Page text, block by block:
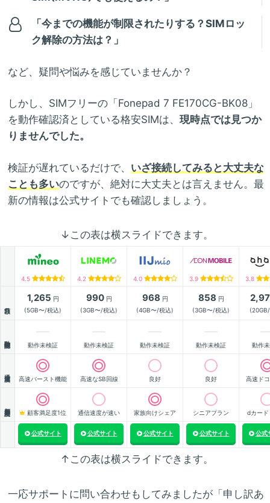
「今までの機能が制限されたりする？SIMロッ
ク解除の方法は？」
など、疑問や悩みを感じていませんか？
しかし、SIMフリーの「Fonepad 7 FE170CG-BK08」
を動作確認済としている格安SIMは、 現時点では見つか
りませんでした。
検証が遅れているだけで、 いざ接続してみると大丈夫な
ことも多いのですが、絶対に大丈夫とは言えません。最
新の情報は公式サイトでも確認しましょう。
↓この表は横スライドできます。
4.5 4.2 4.0 3.9 3.8
1,265 円
(5GB〜/税込)
990円
(3GB〜/税込)
968 円
(4GB〜/税込)
858 円
(3GB〜/税込)
動作未検証 動作未検証 動作未検証 動作未検証 動作
高速バースト機能 高速なSB回線 良好 良好 高速ド
顧客満足度1位 通信速度が速い 家族向けシェア シニアプラン dカード
公式サイト 公式サイト 公式サイト 公式サイト 公式
↑この表は横スライドできます。
一応サポートに問い合わせもしてみましたが「申し訳あ